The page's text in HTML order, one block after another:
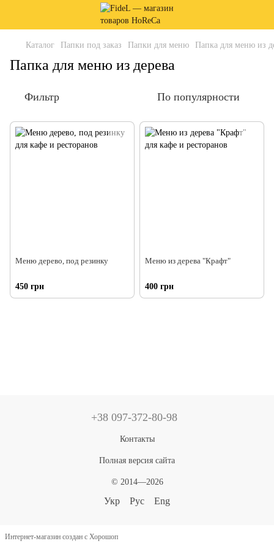
Каталог Папки под заказ Папки для меню Папка для меню из
Папка для меню из дерева
Фильтр По популярности
Меню дерево, под резинку
450 грн
Меню из дерева "Крафт"
400 грн
+38 097-372-80-98
Контакты
Полная версия сайта
© 2014—2026
Укр Рус Eng
Интернет-магазин создан с Хорошоп